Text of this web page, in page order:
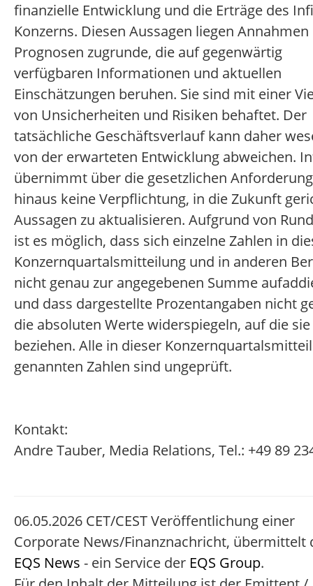
finanzielle Entwicklung und die Erträge des
Konzerns. Diesen Aussagen liegen
Prognosen zugrunde, die auf gegenwärtig
verfügbaren Informationen und aktuellen
Einschätzungen beruhen. Sie sind mit einer
von Unsicherheiten und Risiken behaftet. Der
tatsächliche Geschäftsverlauf kann daher
von der erwarteten Entwicklung abweichen.
übernimmt über die gesetzlichen
hinaus keine Verpflichtung, in die Zukunft
Aussagen zu aktualisieren. Aufgrund von
ist es möglich, dass sich einzelne Zahlen in
Konzernquartalsmitteilung und in anderen
nicht genau zur angegebenen Summe
und dass dargestellte Prozentangaben nicht
die absoluten Werte widerspiegeln, auf die
beziehen. Alle in dieser
genannten Zahlen sind ungeprüft.
Kontakt:
Andre Tauber, Media Relations, Tel.: +49 89
06.05.2026 CET/CEST Veröffentlichung einer
Corporate News/Finanznachricht, übermittelt
EQS News - ein Service der EQS Group.